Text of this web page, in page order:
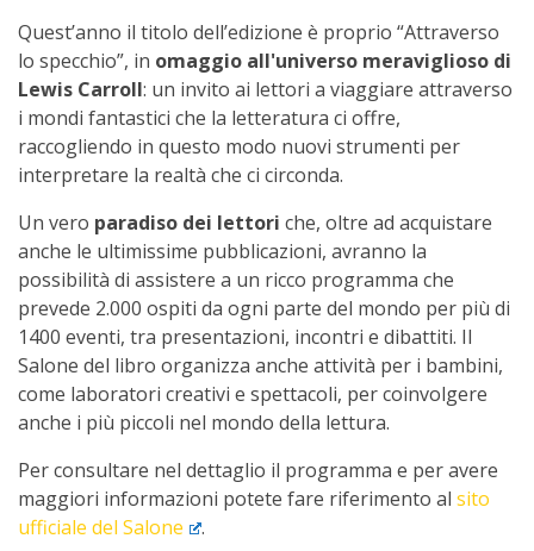
Quest’anno il titolo dell’edizione è proprio “Attraverso
lo specchio”, in omaggio all'universo meraviglioso di
Lewis Carroll: un invito ai lettori a viaggiare attraverso
i mondi fantastici che la letteratura ci offre,
raccogliendo in questo modo nuovi strumenti per
interpretare la realtà che ci circonda.
Un vero paradiso dei lettori che, oltre ad acquistare
anche le ultimissime pubblicazioni, avranno la
possibilità di assistere a un ricco programma che
prevede 2.000 ospiti da ogni parte del mondo per più di
1400 eventi, tra presentazioni, incontri e dibattiti. Il
Salone del libro organizza anche attività per i bambini,
come laboratori creativi e spettacoli, per coinvolgere
anche i più piccoli nel mondo della lettura.
Per consultare nel dettaglio il programma e per avere
maggiori informazioni potete fare riferimento al sito
ufficiale del Salone
.